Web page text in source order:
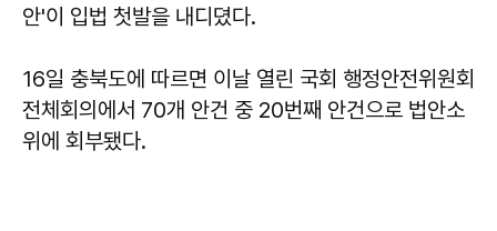
안'이 입법 첫발을 내디뎠다.
16일 충북도에 따르면 이날 열린 국회 행정안전위원회
전체회의에서 70개 안건 중 20번째 안건으로 법안소
위에 회부됐다.